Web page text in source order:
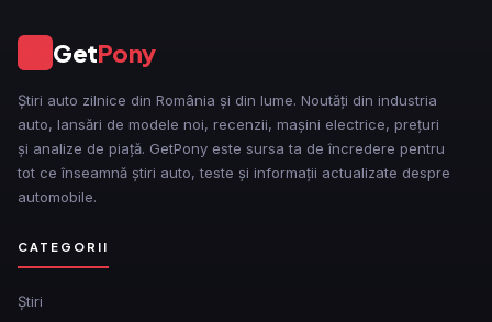
GetPony
Știri auto zilnice din România și din lume. Noutăți din industria
auto, lansări de modele noi, recenzii, mașini electrice, prețuri
și analize de piață. GetPony este sursa ta de încredere pentru
tot ce înseamnă știri auto, teste și informații actualizate despre
automobile.
CATEGORII
Ştiri